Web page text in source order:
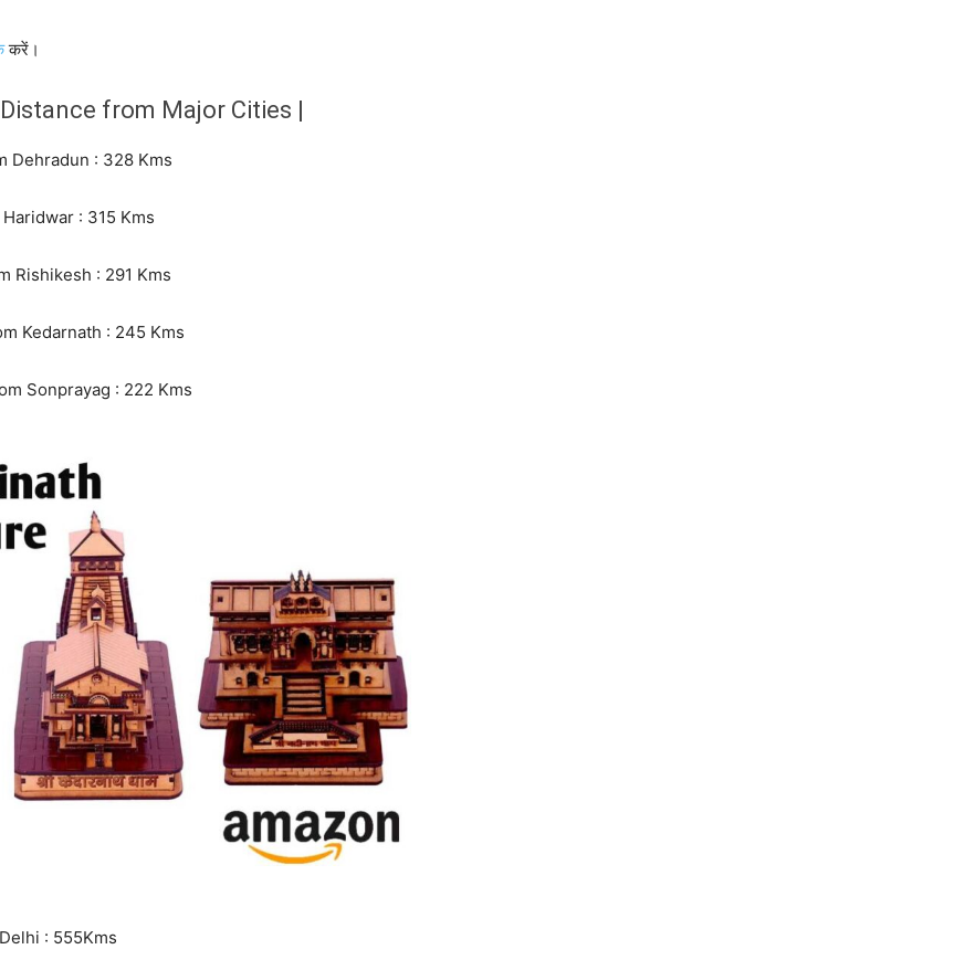
करें।
Distance from Major Cities |
Dehradun : 328 Kms
Haridwar : 315 Kms
Rishikesh : 291 Kms
Kedarnath : 245 Kms
Sonprayag : 222 Kms
Delhi : 555Kms